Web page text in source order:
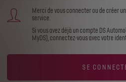
Merci de vous connecter ou de créer
service.
Si vous avez déjà un compte DS
MyDS), connectez-vous avec votre
SE